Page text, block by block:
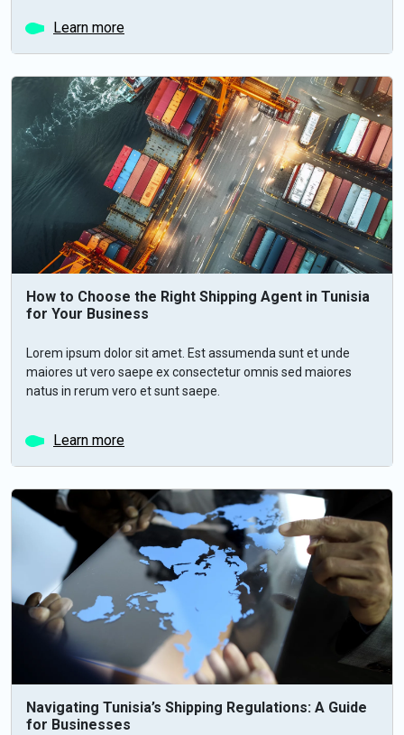
Learn more
How to Choose the Right Shipping Agent in Tunisia
for Your Business
Lorem ipsum dolor sit amet. Est assumenda sunt et unde
maiores ut vero saepe ex consectetur omnis sed maiores
natus in rerum vero et sunt saepe.
Learn more
Navigating Tunisia’s Shipping Regulations: A Guide
for Businesses